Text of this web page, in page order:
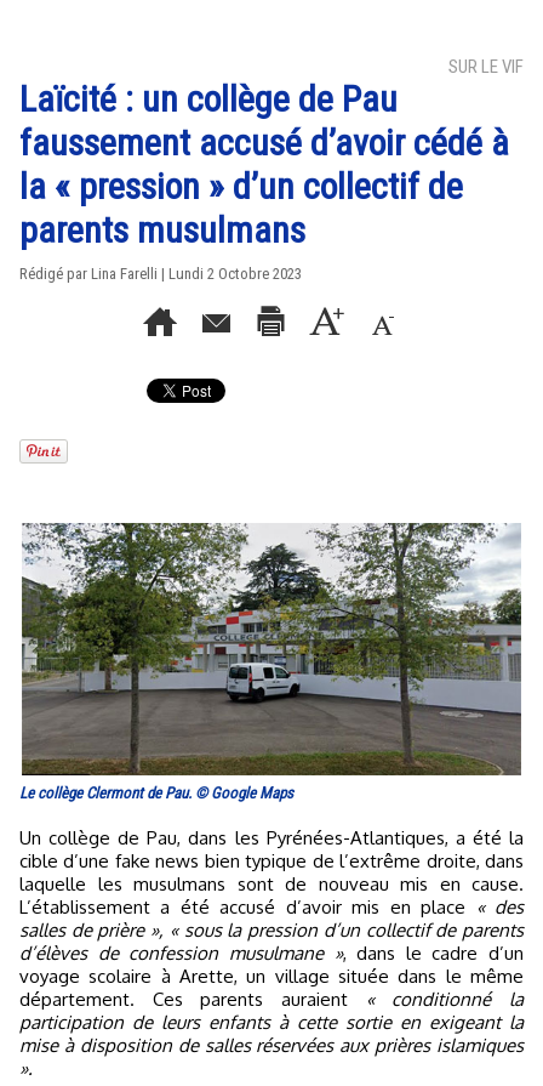
SUR LE VIF
Laïcité : un collège de Pau
faussement accusé d’avoir cédé à
la « pression » d’un collectif de
parents musulmans
Rédigé par Lina Farelli | Lundi 2 Octobre 2023
Le collège Clermont de Pau. © Google Maps
Un collège de Pau, dans les Pyrénées-Atlantiques, a été la
cible d’une fake news bien typique de l’extrême droite, dans
laquelle les musulmans sont de nouveau mis en cause.
L’établissement a été accusé d’avoir mis en place
« des
salles de prière », « sous la pression d’un collectif de parents
d’élèves de confession musulmane », dans le cadre d’un
voyage scolaire à Arette, un village située dans le même
département. Ces parents auraient
« conditionné la
participation de leurs enfants à cette sortie en exigeant la
mise à disposition de salles réservées aux prières islamiques
».